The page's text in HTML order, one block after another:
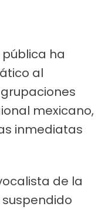
ha
al
mexicano,
inmediatas
de la
suspendido